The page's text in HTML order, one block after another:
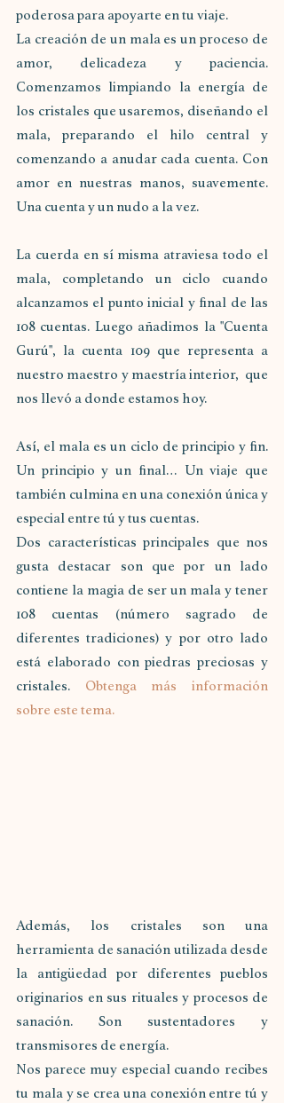
poderosa para apoyarte en tu viaje.
La creación de un mala es un proceso de
amor, delicadeza y paciencia.
Comenzamos limpiando la energía de
los cristales que usaremos, diseñando el
mala, preparando el hilo central y
comenzando a anudar cada cuenta. Con
amor en nuestras manos, suavemente.
Una cuenta y un nudo a la vez.
La cuerda en sí misma atraviesa todo el
mala, completando un ciclo cuando
alcanzamos el punto inicial y final de las
108 cuentas. Luego añadimos la "Cuenta
Gurú", la cuenta 109 que representa a
nuestro maestro y maestría interior,  que
nos llevó a donde estamos hoy.
Así, el mala es un ciclo de principio y fin.
Un principio y un final… Un viaje que
también culmina en una conexión única y
especial entre tú y tus cuentas.
Dos características principales que nos
gusta destacar son que por un lado
contiene la magia de ser un mala y tener
108 cuentas (número sagrado de
diferentes tradiciones) y por otro lado
está elaborado con piedras preciosas y
cristales. Obtenga más información
sobre este tema.
Además, los cristales son una
herramienta de sanación utilizada desde
la antigüedad por diferentes pueblos
originarios en sus rituales y procesos de
sanación. Son sustentadores y
transmisores de energía.
Nos parece muy especial cuando recibes
tu mala y se crea una conexión entre tú y